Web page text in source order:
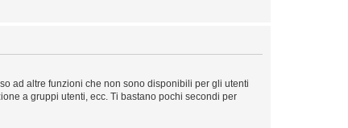
ad altre funzioni che non sono disponibili per gli utenti
a gruppi utenti, ecc. Ti bastano pochi secondi per